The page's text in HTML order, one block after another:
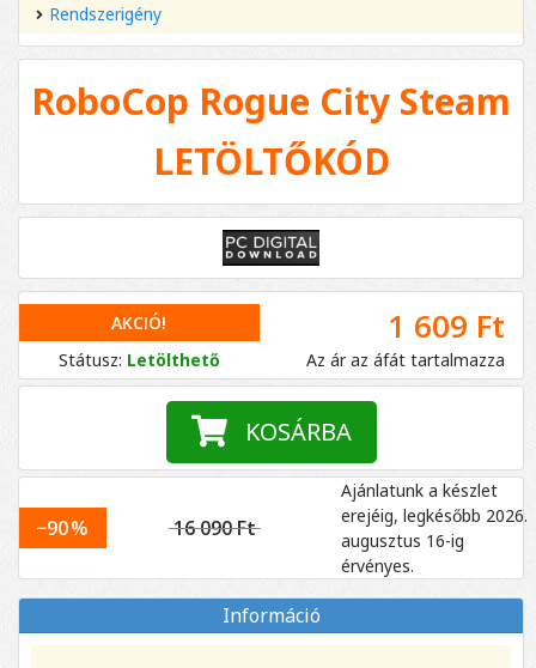
Rendszerigény
RoboCop Rogue City Steam
LETÖLTŐKÓD
AKCIÓ!
Státusz: Letölthető
1 609 Ft
Az ár az áfát tartalmazza
KOSÁRBA
−90 % 16 090 Ft
Ajánlatunk a készlet
erejéig, legkésőbb 2026.
augusztus 16-ig
érvényes.
Információ